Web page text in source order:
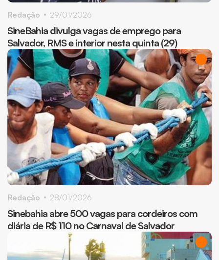
SineBahia divulga vagas de emprego para
Salvador, RMS e interior nesta quinta (29)
Redação 29/01/2026
Sinebahia abre 500 vagas para cordeiros com
diária de R$ 110 no Carnaval de Salvador
Redação 28/01/2026